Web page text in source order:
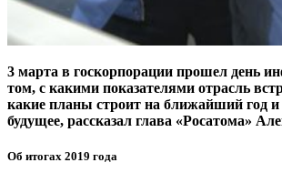
3 марта в госкорпорации прошел день
том, с какими показателями отрасль
какие планы строит на ближайший год и
будущее, рассказал глава «Росатома»
Об итогах 2019 года